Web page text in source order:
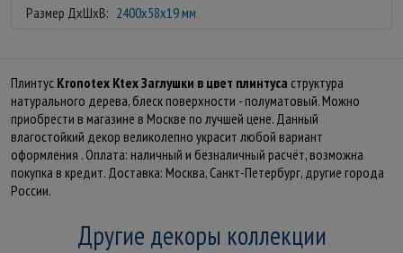
Размер ДхШхВ: 2400x58x19 мм
Плинтус Kronotex Ktex Заглушки в цвет плинтуса структура
натурального дерева, блеск поверхности - полуматовый. Можно
приобрести в магазине в Москве по лучшей цене. Данный
влагостойкий декор великолепно украсит любой вариант
оформления . Оплата: наличный и безналичный расчёт, возможна
покупка в кредит. Доставка: Москва, Санкт-Петербург, другие города
России.
Другие декоры коллекции